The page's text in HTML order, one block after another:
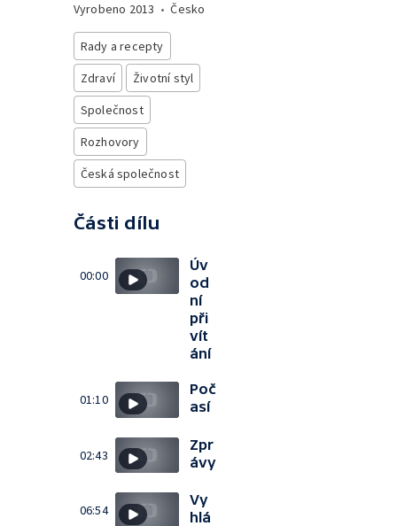
Vyrobeno 2013 •Česko
Rady a recepty
Zdraví
Životní styl
Společnost
Rozhovory
Česká společnost
Části dílu
00:00
Úv
od
ní
při
vít
ání
01:10
Poč
así
02:43
Zpr
ávy
06:54
Vy
hlá